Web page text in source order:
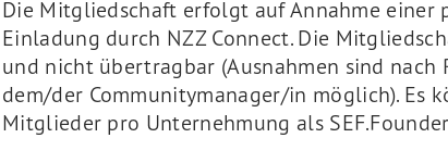
Die Mitgliedschaft erfolgt auf Annahme einer
Einladung durch NZZ Connect. Die
und nicht übertragbar (Ausnahmen sind nach
dem/der Communitymanager/in möglich). Es
Mitglieder pro Unternehmung als